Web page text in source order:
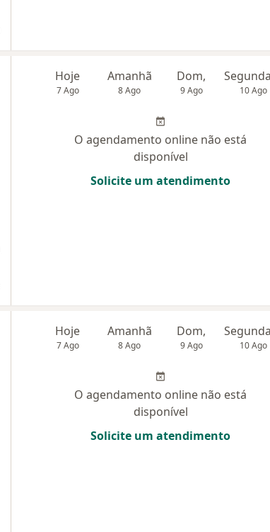
Hoje
7 Ago
Amanhã
8 Ago
Dom,
9 Ago 10 Ago
O agendamento online não está
disponível
Solicite um atendimento
Hoje
7 Ago
Amanhã
8 Ago
Dom,
9 Ago 10 Ago
O agendamento online não está
disponível
Solicite um atendimento